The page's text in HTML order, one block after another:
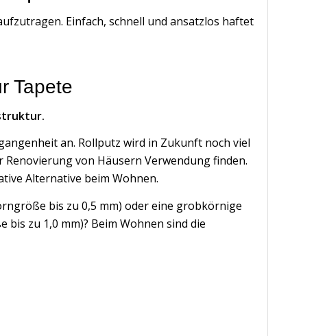
Einfach, schnell und ansatzlos haftet
Tapete
an. Rollputz wird in Zukunft noch viel
von Häusern Verwendung finden.
Alternative beim Wohnen.
bis zu 0,5 mm) oder eine grobkörnige
zu 1,0 mm)? Beim Wohnen sind die